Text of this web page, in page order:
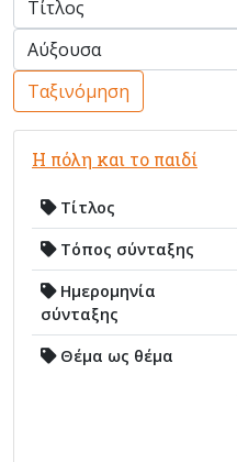
Ταξινόμηση
Η πόλη και το παιδί
Τίτλος
Τόπος σύνταξης
Ημερομηνία
σύνταξης
Θέμα ως θέμα